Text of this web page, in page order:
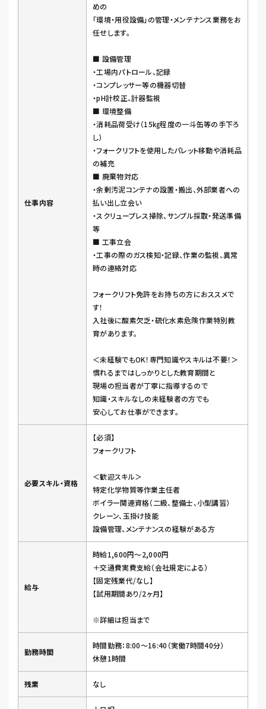
仕事内容
めの
「環境・用役設備」の管理・メンテナンス業務をお
任せします。
■ 設備管理
・工場内パトロール、記録
・コンプレッサー等の機器切替
・pH計校正、計器監視
■ 環境整備
・消耗品荷受け（15㎏程度の一斗缶等の手下ろ
し）
・フォークリフトを使用したパレット移動や消耗品
の補充
■ 廃棄物対応
・余剰汚泥コンテナの設置・搬出、外部業者への
払い出し立会い
・スクリュープレス掃除、サンプル採取・発送準備
等
■ 工事立会
・工事の際のガス検知・記録、作業の監視、異常
時の連絡対応
フォークリフト免許をお持ちの方におススメで
す！
入社後に酸素欠乏・硫化水素危険作業特別教
育があります。
＜未経験でもOK！専門知識やスキルは不要！＞
慣れるまではしっかりとした教育期間と
現場の担当者が丁寧に指導するので
知識・スキルなしの未経験者の方でも
安心してお仕事ができます。
必要スキル・資格
【必須】
フォークリフト
＜歓迎スキル＞
特定化学物質等作業主任者
ボイラー関連資格（二級、整備士、小型講習）
クレーン、玉掛け技能
設備管理、メンテナンスの経験がある方
給与
時給1,600円～2,000円
＋交通費実費支給（会社規定による）
【固定残業代/なし】
【試用期間あり/2ヶ月】
※詳細は担当まで
勤務時間
時間勤務：8:00～16:40（実働7時間40分）
休憩1時間
残業 なし